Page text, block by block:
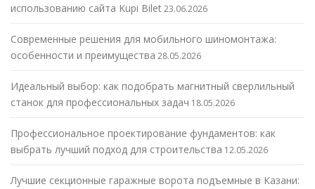
использованию сайта Kupi Bilet23.06.2026
Современные решения для мобильного шиномонтажа:
особенности и преимущества 28.05.2026
Идеальный выбор: как подобрать магнитный сверлильный
станок для профессиональных задач 18.05.2026
Профессиональное проектирование фундаментов: как
выбрать лучший подход для строительства 12.05.2026
Лучшие секционные гаражные ворота подъемные в Казани: